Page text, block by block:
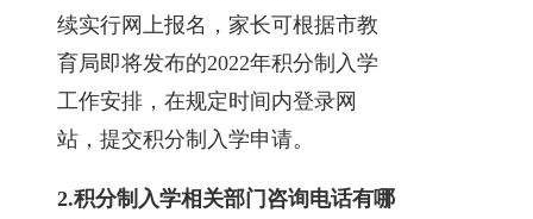
续实行网上报名，家长可根据市教
育局即将发布的2022年积分制入学
工作安排，在规定时间内登录网
站，提交积分制入学申请。
2.积分制入学相关部门咨询电话有哪